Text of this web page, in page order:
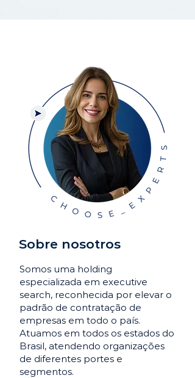
Sobre nosotros
Somos uma holding
especializada em executive
search, reconhecida por elevar o
padrão de contratação de
empresas em todo o país.
Atuamos em todos os estados do
Brasil, atendendo organizações
de diferentes portes e
segmentos.